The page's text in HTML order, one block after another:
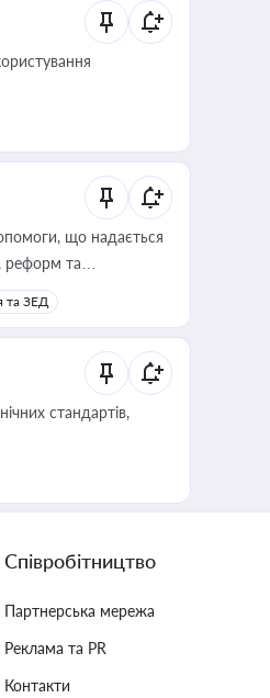
що надається
реформ та
та ЗЕД
стандартів,
Співробітництво
Партнерська мережа
Реклама та PR
Контакти